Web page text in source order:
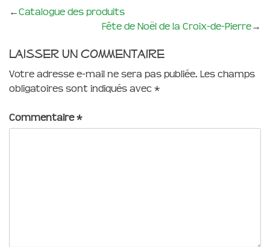
←Catalogue des produits
Fête de Noël de la Croix-de-Pierre→
Laisser un commentaire
Votre adresse e-mail ne sera pas publiée. Les champs
obligatoires sont indiqués avec *
Commentaire*